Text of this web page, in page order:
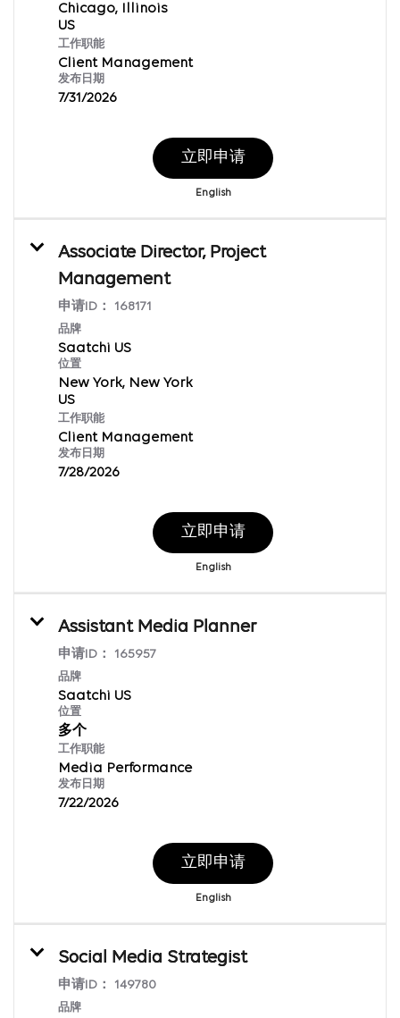
Chicago, Illinois
工作职能
Client Management
发布日期
7/31/2026
立即申请
English
Associate Director, Project
Management
申请ID： 168171
品牌
Saatchi US
位置
New York, New York
工作职能
Client Management
发布日期
7/28/2026
立即申请
English
Assistant Media Planner
申请ID： 165957
品牌
Saatchi US
位置
多个
工作职能
Media Performance
发布日期
7/22/2026
立即申请
English
Social Media Strategist
申请ID： 149780
品牌